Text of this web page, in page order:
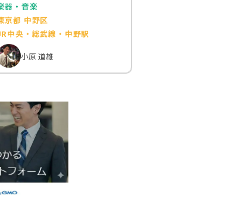
器・音楽
京都 中野区
中央・総武線・中野駅
小原 道雄